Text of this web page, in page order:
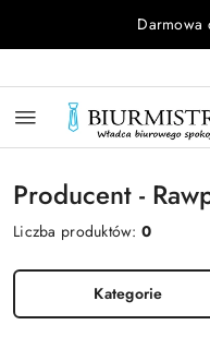
Przejdź do treści
Przejdź do
Przejdź do moje
Przejdź do menu
Przejdź do stopki
Darmowa
Producent -
Liczba produktów:0
Kategorie